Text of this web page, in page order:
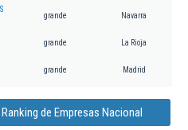
grande Navarra
grande La Rioja
grande Madrid
de Empresas Nacional